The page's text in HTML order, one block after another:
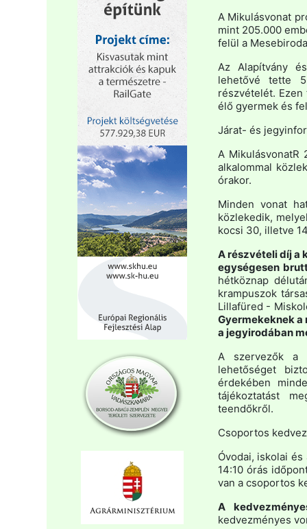
A Mikulásvonat
mint 205.000
felül a
Az Alapítvány
lehetővé tette
részvételét. Ezen
élő gyermek és
Járat- és
A MikulásvonatR
alkalommal
órakor.
Minden vonat
közlekedik,
kocsi 30, illetve
A részvételi díj a
egységesen
hétköznap
krampuszok
Lillafüred -
Gyermekeknek
a jegyirodában
A szervezők a
lehetőséget
érdekében
tájékoztatást
teendőkről.
Csoportos
Óvodai, iskolai
14:10 órás
van a csoportos
A
kedvezményes